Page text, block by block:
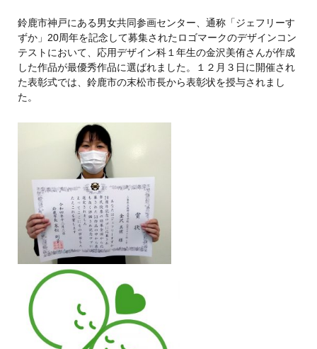
鈴鹿市神戸にある男女共同参画センター、通称「ジェフリーす
ずか」20周年を記念して募集されたロゴマークのデザインコン
テストにおいて、応用デザイン科１年生の金沢美侑さんが作成
した作品が最優秀作品に選ばれました。１２月３日に開催され
た表彰式では、鈴鹿市の末松市長から表彰状を授与されまし
た。